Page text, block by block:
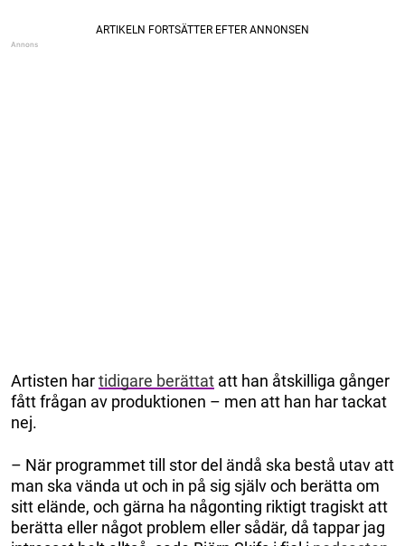
Artisten hartidigare berättat att han åtskilliga gånger
fått frågan av produktionen – men att han har tackat
nej.
– När programmet till stor del ändå ska bestå utav att
man ska vända ut och in på sig själv och berätta om
sitt elände, och gärna ha någonting riktigt tragiskt att
berätta eller något problem eller sådär, då tappar jag